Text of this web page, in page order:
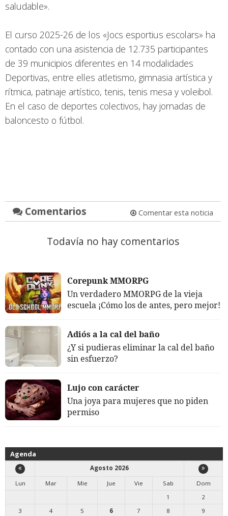
saludable».
El curso 2025-26 de los «Jocs esportius escolars» ha
contado con una asistencia de 12.735 participantes
de 39 municipios diferentes en 14 modalidades
Deportivas, entre elles atletismo, gimnasia artística y
rítmica, patinaje artístico, tenis, tenis mesa y voleibol.
En el caso de deportes colectivos, hay jornadas de
baloncesto o fútbol.
Comentarios Comentar esta noticia
Todavía no hay comentarios
Corepunk MMORPG
Un verdadero MMORPG de la vieja
escuela ¡Cómo los de antes, pero mejor!
Adiós a la cal del baño
¿Y si pudieras eliminar la cal del baño
sin esfuerzo?
Lujo con carácter
Una joya para mujeres que no piden
permiso
Agenda
Agosto 2026
Lun
Mar Mie Jue Vie Sab
Dom
1
2
3
4 5 6 7 8 9